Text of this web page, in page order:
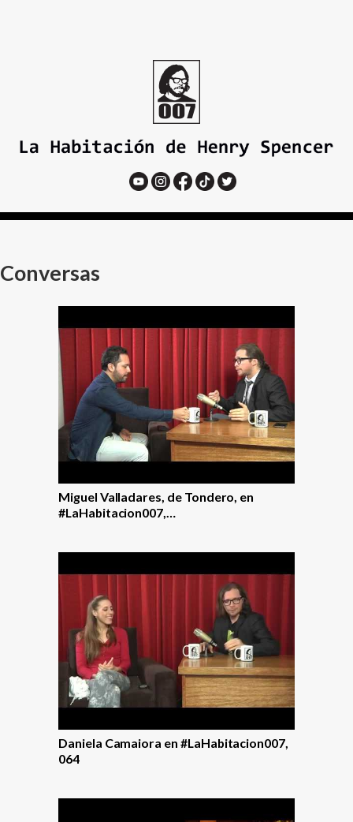
Conversas
Miguel Valladares, de Tondero, en
#LaHabitacion007,…
Daniela Camaiora en #LaHabitacion007,
064